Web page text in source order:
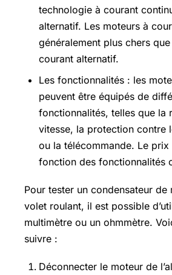
technologie à courant
alternatif. Les moteurs à
généralement plus chers
courant alternatif.
Les fonctionnalités : les
peuvent être équipés de
fonctionnalités, telles que la
vitesse, la protection contre
ou la télécommande. Le
fonction des fonctionnalités
Pour tester un condensateur de
volet roulant, il est possible
multimètre ou un ohmmètre.
suivre :
Déconnecter le moteur de